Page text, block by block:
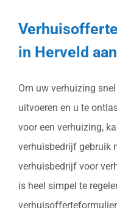
in Herveld
Om uw verhuizing
uitvoeren en u te
voor een verhuizing,
verhuisbedrijf gebruik
verhuisbedrijf voor
is heel simpel te